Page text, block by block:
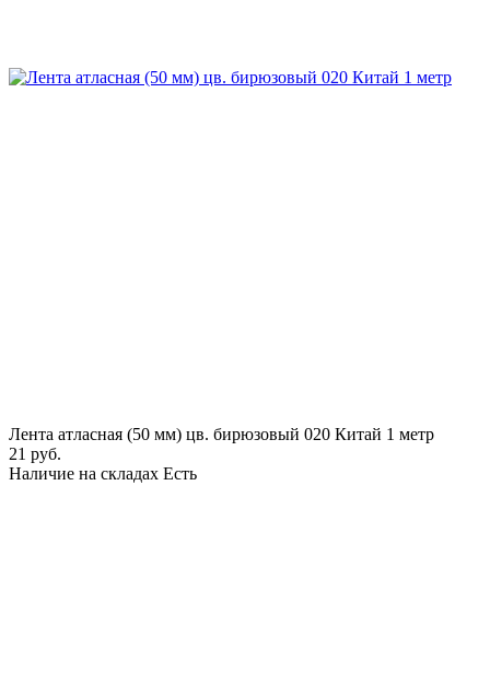
Лента атласная (50 мм) цв. бирюзовый 020 Китай 1 метр
21 руб.
Наличие на складах Есть